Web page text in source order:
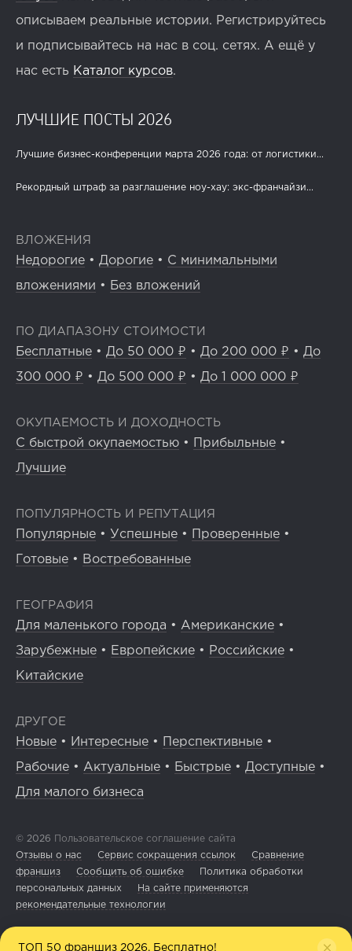
описываем реальные истории. Регистрируйтесь
и подписывайтесь на нас в соц. сетях. А ещё у
нас есть Каталог курсов.
ЛУЧШИЕ ПОСТЫ 2026
Лучшие бизнес-конференции марта 2026 года: от логистики...
Рекордный штраф за разглашение ноу-хау: экс-франчайзи...
ВЛОЖЕНИЯ
Недорогие • Дорогие • С минимальными
вложениями • Без вложений
ПО ДИАПАЗОНУ СТОИМОСТИ
Бесплатные • До 50 000 ₽ • До 200 000 ₽ • До
300 000 ₽ • До 500 000 ₽ • До 1 000 000 ₽
ОКУПАЕМОСТЬ И ДОХОДНОСТЬ
С быстрой окупаемостью • Прибыльные •
Лучшие
ПОПУЛЯРНОСТЬ И РЕПУТАЦИЯ
Популярные • Успешные • Проверенные •
Готовые • Востребованные
ГЕОГРАФИЯ
Для маленького города • Американские •
Зарубежные • Европейские • Российские •
Китайские
ДРУГОЕ
Новые • Интересные • Перспективные •
Рабочие • Актуальные • Быстрые • Доступные •
Для малого бизнеса
© 2026 Пользовательское соглашение сайта
Отзывы о нас
Сервис сокращения ссылок
Сравнение
франшиз
Сообщить об ошибке
Политика обработки
персональных данных
На сайте применяются
рекомендательные технологии
ТОП 50 франшиз 2026. Бесплатно!